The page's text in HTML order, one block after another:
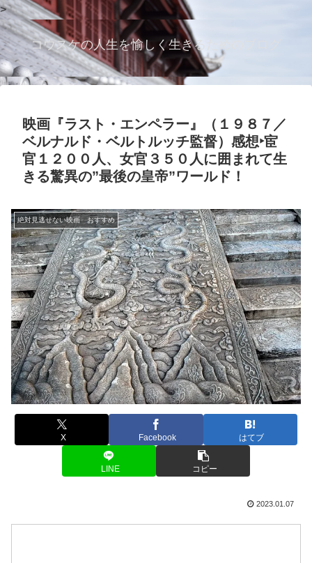
>
コウスケの人生を愉しく生きるためのブログ
映画『ラスト・エンペラー』（１９８７／
ベルナルド・ベルトルッチ監督）感想‣宦
官１２００人、女官３５０人に囲まれて生
きる驚異の”最後の皇帝”ワールド！
絶対見逃せない映画 おすすめ
X Facebook はてブ
LINE コピー
2023.01.07